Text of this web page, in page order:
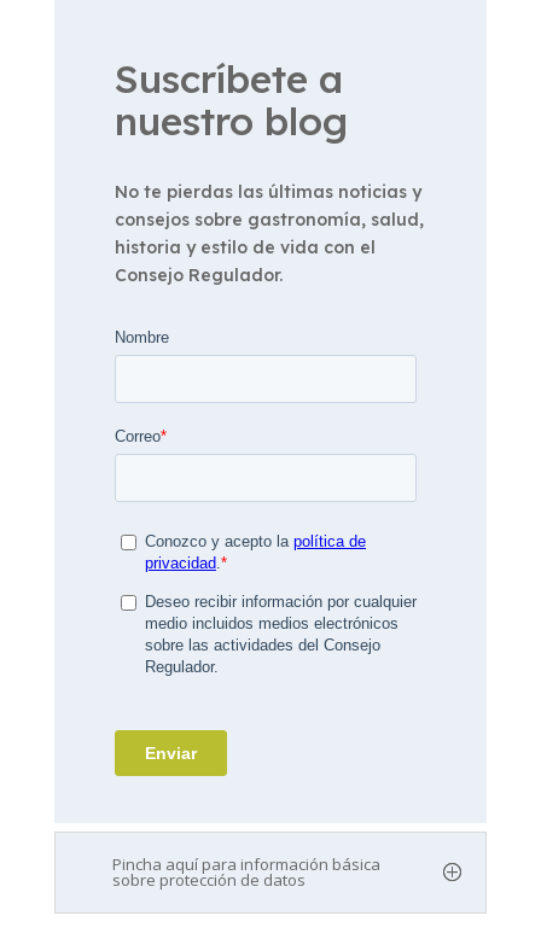
Suscríbete a
nuestro blog
No te pierdas las últimas noticias y
consejos sobre gastronomía, salud,
historia y estilo de vida con el
Consejo Regulador.
Pincha aquí para información básica
sobre protección de datos